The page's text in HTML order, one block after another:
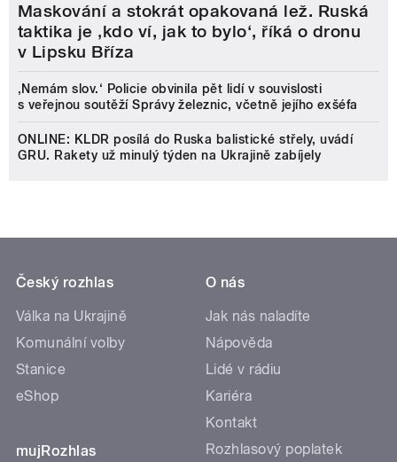
Maskování a stokrát opakovaná lež. Ruská
taktika je ‚kdo ví, jak to bylo‘, říká o dronu
v Lipsku Bříza
‚Nemám slov.‘ Policie obvinila pět lidí v souvislosti
s veřejnou soutěží Správy železnic, včetně jejího exšéfa
ONLINE: KLDR posílá do Ruska balistické střely, uvádí
GRU. Rakety už minulý týden na Ukrajině zabíjely
Český rozhlas
Válka na Ukrajině
Komunální volby
Stanice
eShop
mujRozhlas
O nás
Jak nás naladíte
Nápověda
Lidé v rádiu
Kariéra
Kontakt
Rozhlasový poplatek